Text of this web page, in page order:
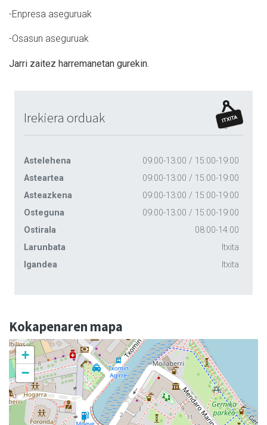
-Enpresa aseguruak
-Osasun aseguruak
Jarri zaitez harremanetan gurekin.
Irekiera orduak
Astelehena
09:00-13:00 / 15:00-19:00
Asteartea
09:00-13:00 / 15:00-19:00
Asteazkena
09:00-13:00 / 15:00-19:00
Osteguna
09:00-13:00 / 15:00-19:00
Ostirala
08:00-14:00
Larunbata
Itxita
Igandea
Itxita
Kokapenaren mapa
+
−